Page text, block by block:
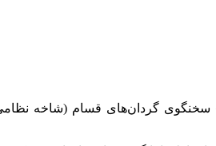
سخنگوی گردان‌های قسام (شاخه